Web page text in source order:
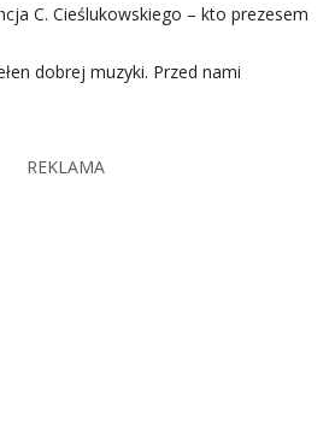
C. Cieślukowskiego – kto prezesem
dobrej muzyki. Przed nami
REKLAMA